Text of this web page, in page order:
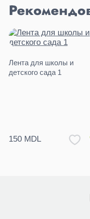
Лента для школы и
детского сада 1
150 MDL